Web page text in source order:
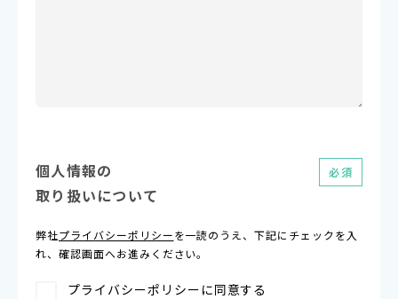
個人情報の
取り扱いについて
必須
弊社プライバシーポリシーを一読のうえ、下記にチェックを入
れ、確認画面へお進みください。
プライバシーポリシーに同意する